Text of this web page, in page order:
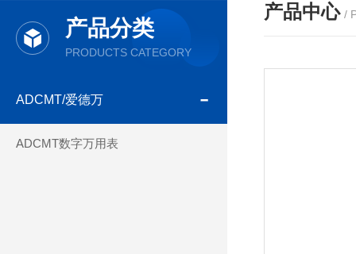
产品分类
PRODUCTS CATEGORY
ADCMT/爱德万
ADCMT数字万用表
产品中心 /